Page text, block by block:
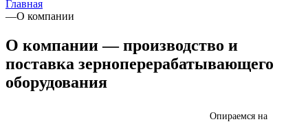
Главная
—О компании
О компании — производство и
поставка зерноперерабатывающего
оборудования
Опираемся на